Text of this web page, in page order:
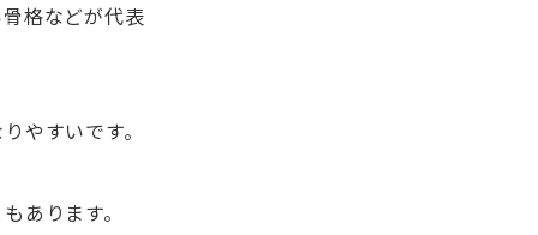
格などが代表
やすいです。
あります。